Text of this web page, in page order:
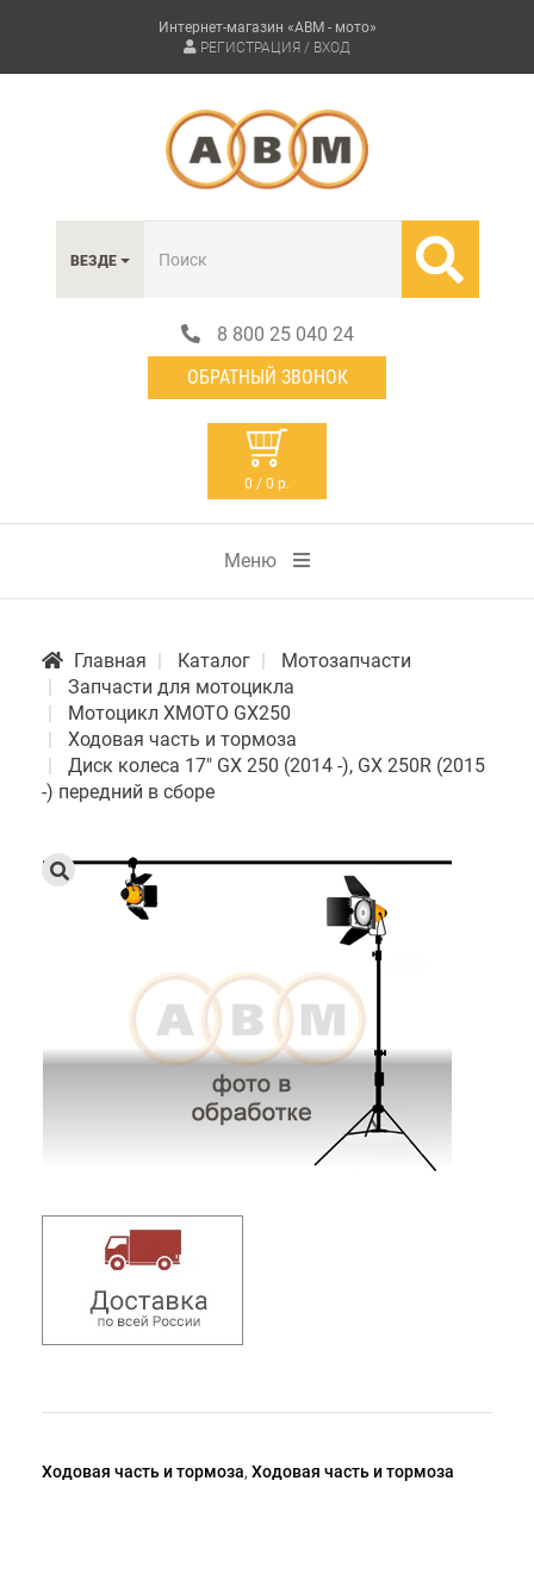
Интернет-магазин «АВМ - мото»
РЕГИСТРАЦИЯ / ВХОД
ВЕЗДЕ
8 800 25 040 24
ОБРАТНЫЙ ЗВОНОК
0 / 0 р.
Меню
Главная Каталог
Мотозапчасти
Запчасти для мотоцикла
Мотоцикл XMOTO GX250
Ходовая часть и тормоза
Диск колеса 17" GX 250 (2014 -), GX 250R (2015
-) передний в сборе
Ходовая часть и тормоза, Ходовая часть и тормоза